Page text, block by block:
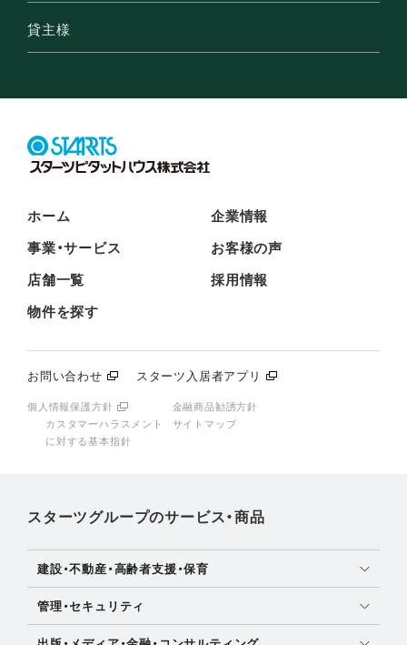
貸主様
ホーム 企業情報
事業・サービス お客様の声
店舗一覧 採用情報
物件を探す
お問い合わせ スターツ入居者アプリ
個人情報保護方針
金融商品勧誘方針
カスタマーハラスメント
に対する基本指針
サイトマップ
スターツグループのサービス・商品
建設・不動産・高齢者支援・保育
土地活用・免震住宅
新築分譲マンション・新築戸建
管理・セキュリティ
マンション・アパート管理